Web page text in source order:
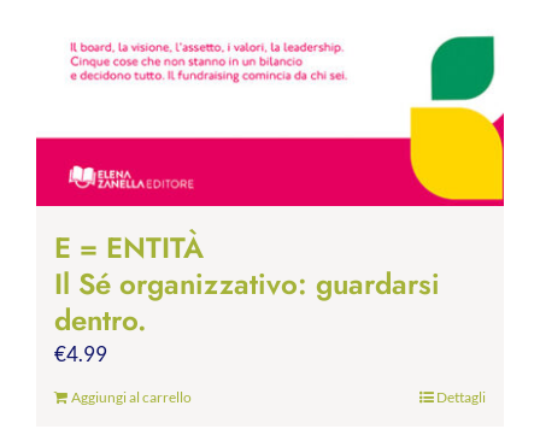
E = ENTITÀ
Il Sé organizzativo: guardarsi
dentro.
€4.99
Aggiungi al carrello Dettagli